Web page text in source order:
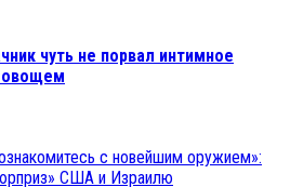
чуть не порвал интимное
овощем